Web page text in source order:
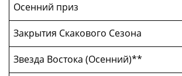
Осенний приз
Закрытия Скакового Сезона
Звезда Востока (Осенний)**